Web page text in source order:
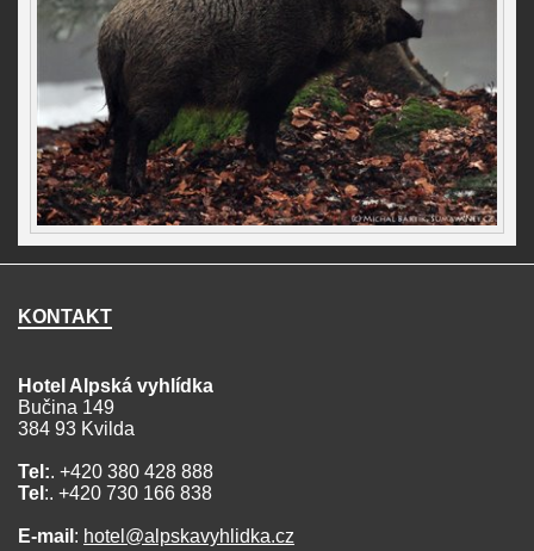
KONTAKT
Hotel Alpská vyhlídka
Bučina 149
384 93 Kvilda
Tel:. +420 380 428 888
Tel :. +420 730 166 838
E-mail : hotel@alpskavyhlidka.cz